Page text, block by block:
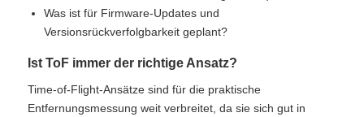
Was ist für Firmware-Updates und
Versionsrückverfolgbarkeit geplant?
Ist ToF immer der richtige Ansatz?
Time-of-Flight-Ansätze sind für die praktische
Entfernungsmessung weit verbreitet, da sie sich gut in